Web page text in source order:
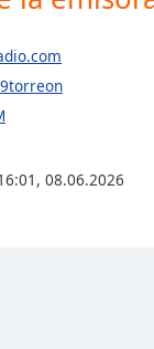
, 08.06.2026